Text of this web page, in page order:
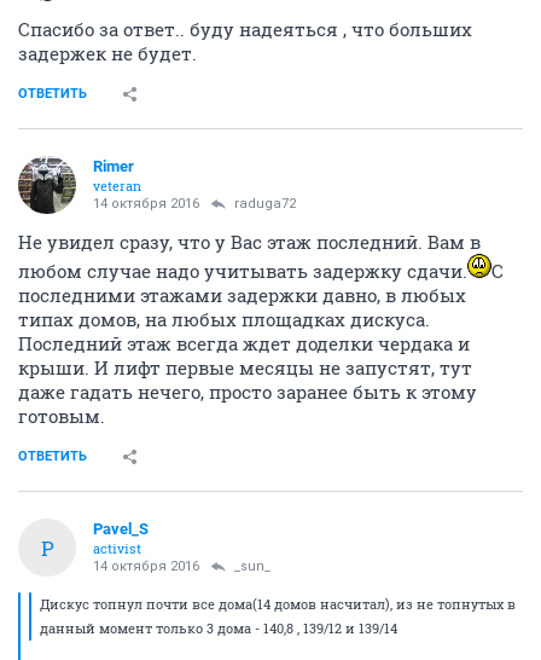
Спасибо за ответ.. буду надеяться , что больших
задержек не будет.
ОТВЕТИТЬ
Rimer
veteran
14 октября 2016 raduga72
Не увидел сразу, что у Вас этаж последний. Вам в
любом случае надо учитывать задержку сдачи.
С
последними этажами задержки давно, в любых
типах домов, на любых площадках дискуса.
Последний этаж всегда ждет доделки чердака и
крыши. И лифт первые месяцы не запустят, тут
даже гадать нечего, просто заранее быть к этому
готовым.
ОТВЕТИТЬ
P
Pavel_S
activist
14 октября 2016 _sun_
Дискус топнул почти все дома(14 домов насчитал), из не топнутых в
данный момент только 3 дома - 140,8 , 139/12 и 139/14